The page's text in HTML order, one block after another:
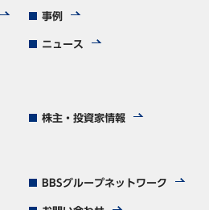
事例
ニュース
株主・投資家情報
BBSグループネットワーク